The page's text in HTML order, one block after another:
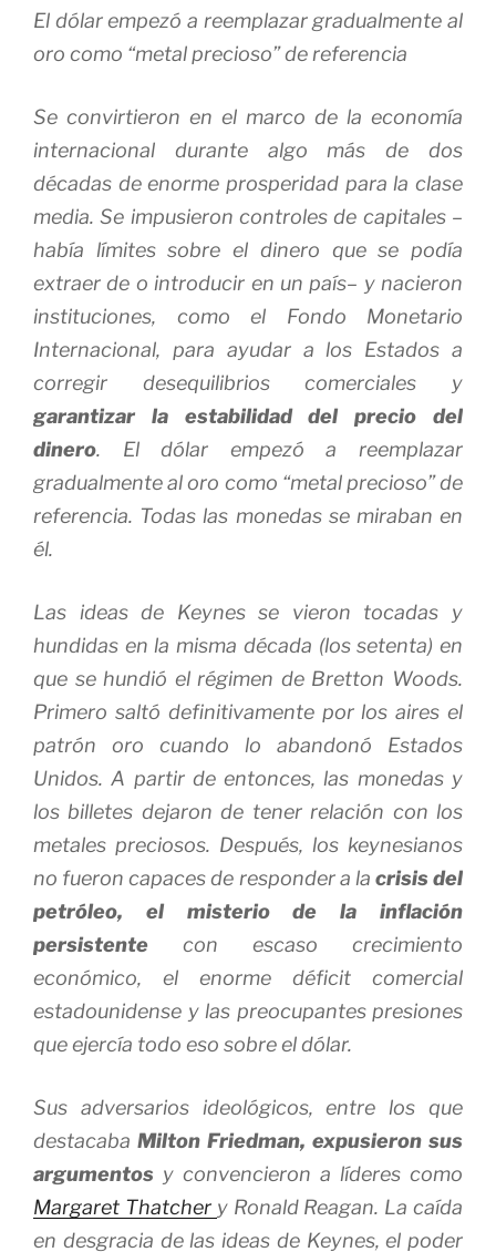
El dólar empezó a reemplazar gradualmente al
oro como “metal precioso” de referencia
Se convirtieron en el marco de la economía
internacional durante algo más de dos
décadas de enorme prosperidad para la clase
media. Se impusieron controles de capitales –
había límites sobre el dinero que se podía
extraer de o introducir en un país– y nacieron
instituciones, como el Fondo Monetario
Internacional, para ayudar a los Estados a
corregir desequilibrios comerciales y
garantizar la estabilidad del precio del
dinero. El dólar empezó a reemplazar
gradualmente al oro como “metal precioso” de
referencia. Todas las monedas se miraban en
él.
Las ideas de Keynes se vieron tocadas y
hundidas en la misma década (los setenta) en
que se hundió el régimen de Bretton Woods.
Primero saltó definitivamente por los aires el
patrón oro cuando lo abandonó Estados
Unidos. A partir de entonces, las monedas y
los billetes dejaron de tener relación con los
metales preciosos. Después, los keynesianos
no fueron capaces de responder a la crisis del
petróleo, el misterio de la inflación
persistente con escaso crecimiento
económico, el enorme déficit comercial
estadounidense y las preocupantes presiones
que ejercía todo eso sobre el dólar.
Sus adversarios ideológicos, entre los que
destacaba Milton Friedman, expusieron sus
argumentos y convencieron a líderes como
Margaret Thatcher y Ronald Reagan. La caída
en desgracia de las ideas de Keynes, el poder